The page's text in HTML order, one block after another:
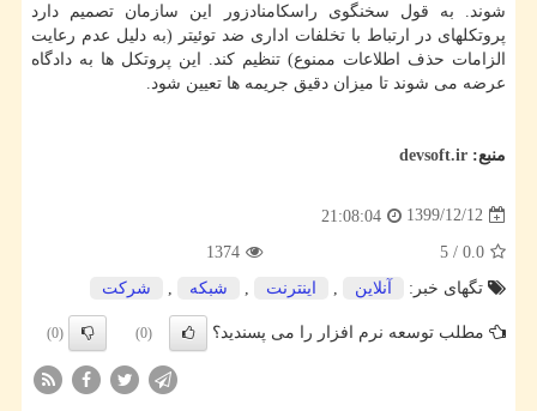
شوند. به قول سخنگوی راسکامنادزور این سازمان تصمیم دارد
پروتکلهای در ارتباط با تخلفات اداری ضد توئیتر (به دلیل عدم رعایت
الزامات حذف اطلاعات ممنوع) تنظیم کند. این پروتکل ها به دادگاه
عرضه می شوند تا میزان دقیق جریمه ها تعیین شود.
منبع: devsoft.ir
1399/12/12
21:08:04
0.0
/
5
1374
تگهای خبر:
آنلاین اینترنت شبكه شركت
مطلب توسعه نرم افزار را می پسندید؟ (0)
(0)